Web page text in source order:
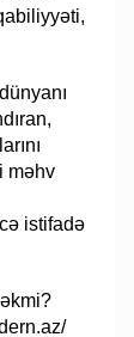
məhv
istifadə